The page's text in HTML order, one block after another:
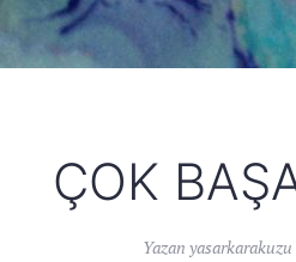
ÇOK
Yazan yasarkarakuzu